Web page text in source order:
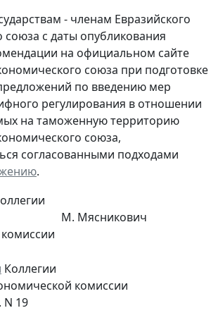
- членам Евразийского
союза с даты опубликования
на официальном сайте
союза при подготовке
по введению мер
регулирования в отношении
на таможенную территорию
союза,
согласованными подходами
.
М. Мясникович
Коллегии
комиссии
N 19